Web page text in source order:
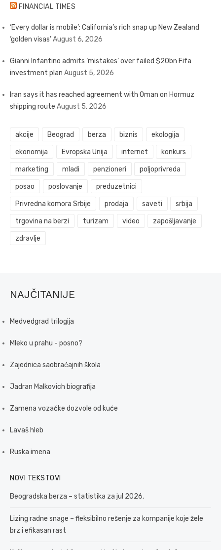
FINANCIAL TIMES
‘Every dollar is mobile’: California’s rich snap up New Zealand
‘golden visas’August 6, 2026
Gianni Infantino admits ‘mistakes’ over failed $20bn Fifa
investment plan August 5, 2026
Iran says it has reached agreement with Oman on Hormuz
shipping route August 5, 2026
akcije Beograd berza biznis ekologija
ekonomija Evropska Unija internet konkurs
marketing mladi penzioneri poljoprivreda
posao poslovanje preduzetnici
Privredna komora Srbije prodaja saveti srbija
trgovina na berzi turizam video zapošljavanje
zdravlje
NAJČITANIJE
Medvedgrad trilogija
Mleko u prahu - posno?
Zajednica saobraćajnih škola
Jadran Malkovich biografija
Zamena vozačke dozvole od kuće
Lavaš hleb
Ruska imena
NOVI TEKSTOVI
Beogradska berza – statistika za jul 2026.
Lizing radne snage – fleksibilno rešenje za kompanije koje žele
brz i efikasan rast